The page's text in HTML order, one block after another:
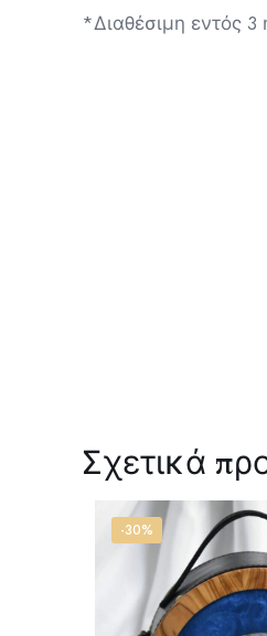
*Διαθέσιμη εντός
Σχετικά
-30%